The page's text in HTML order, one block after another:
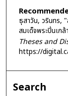
ธุสาวัน, วรินทร,
สมเด็จพระปิ่นเก
Theses and
https://
Search